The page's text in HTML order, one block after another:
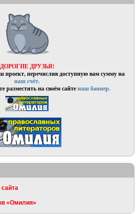
ДОРОГИЕ ДРУЗЬЯ!
перечислив доступную вам сумму на
наш счёт.
разместить на своём сайтенаш баннер.
«Омилия»